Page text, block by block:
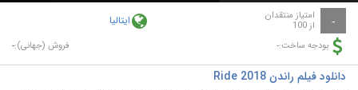
- امتیاز منتقدان
از 100 ایتالیا
بودجه ساخت:- فروش (جهانی):-
دانلود فیلم راندن Ride 2018